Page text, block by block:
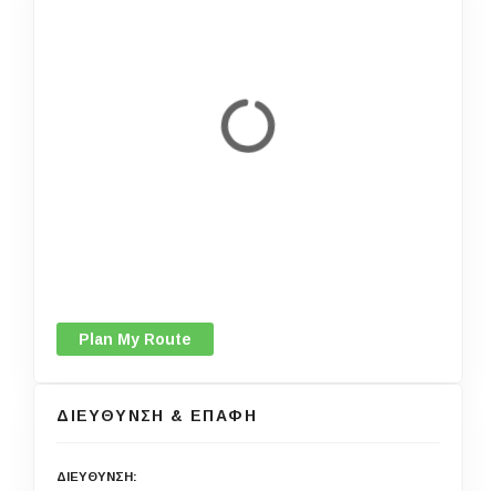
Plan My Route
ΔΙΕΥΘΥΝΣΗ & ΕΠΑΦΗ
ΔΙΕΥΘΥΝΣΗ